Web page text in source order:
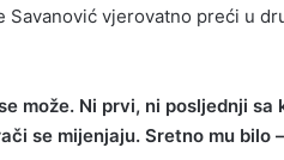
Savanović vjerovatno preći u
može. Ni prvi, ni posljednji
se mijenjaju. Sretno mu bilo –